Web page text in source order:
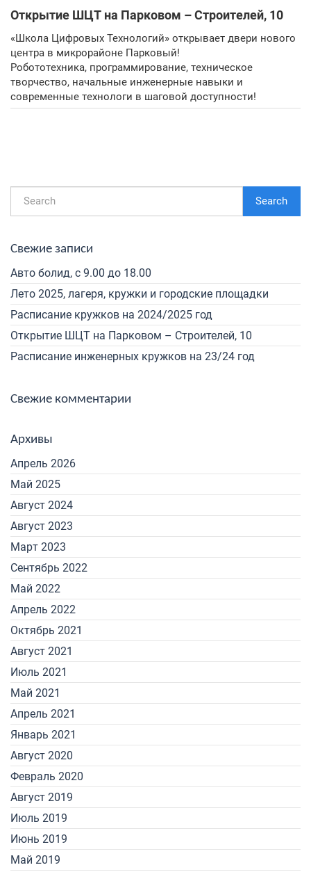
Открытие ШЦТ на Парковом – Строителей, 10
«Школа Цифровых Технологий» открывает двери нового
центра в микрорайоне Парковый!
Робототехника, программирование, техническое
творчество, начальные инженерные навыки и
современные технологи в шаговой доступности!
Search
Свежие записи
Авто болид, с 9.00 до 18.00
Лето 2025, лагеря, кружки и городские площадки
Расписание кружков на 2024/2025 год
Открытие ШЦТ на Парковом – Строителей, 10
Расписание инженерных кружков на 23/24 год
Свежие комментарии
Архивы
Апрель 2026
Май 2025
Август 2024
Август 2023
Март 2023
Сентябрь 2022
Май 2022
Апрель 2022
Октябрь 2021
Август 2021
Июль 2021
Май 2021
Апрель 2021
Январь 2021
Август 2020
Февраль 2020
Август 2019
Июль 2019
Июнь 2019
Май 2019